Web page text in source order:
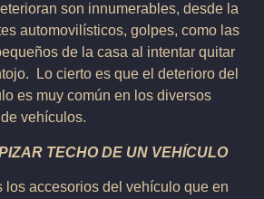
son innumerables, desde la
automovilísticos, golpes, como las
de la casa al intentar quitar
Lo cierto es que el deterioro del
es muy común en los diversos
vehículos.
TECHO DE UN VEHÍCULO
los accesorios del vehículo que en